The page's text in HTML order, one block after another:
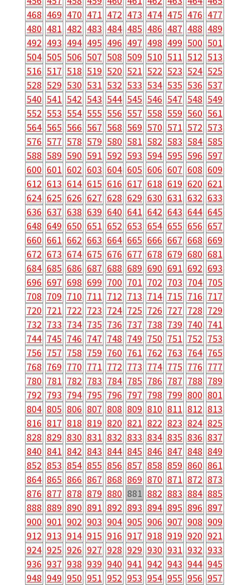
468 469 470 471 472 473 474 475 476 477
480 481 482 483 484 485 486 487 488 489
492 493 494 495 496 497 498 499 500 501
504 505 506 507 508 509 510 511 512 513
516 517 518 519 520 521 522 523 524 525
528 529 530 531 532 533 534 535 536 537
540 541 542 543 544 545 546 547 548 549
552 553 554 555 556 557 558 559 560 561
564 565 566 567 568 569 570 571 572 573
576 577 578 579 580 581 582 583 584 585
588 589 590 591 592 593 594 595 596 597
600 601 602 603 604 605 606 607 608 609
612 613 614 615 616 617 618 619 620 621
624 625 626 627 628 629 630 631 632 633
636 637 638 639 640 641 642 643 644 645
648 649 650 651 652 653 654 655 656 657
660 661 662 663 664 665 666 667 668 669
672 673 674 675 676 677 678 679 680 681
684 685 686 687 688 689 690 691 692 693
696 697 698 699 700 701 702 703 704 705
708 709 710 711 712 713 714 715 716 717
720 721 722 723 724 725 726 727 728 729
732 733 734 735 736 737 738 739 740 741
744 745 746 747 748 749 750 751 752 753
756 757 758 759 760 761 762 763 764 765
768 769 770 771 772 773 774 775 776 777
780 781 782 783 784 785 786 787 788 789
792 793 794 795 796 797 798 799 800 801
804 805 806 807 808 809 810 811 812 813
816 817 818 819 820 821 822 823 824 825
828 829 830 831 832 833 834 835 836 837
840 841 842 843 844 845 846 847 848 849
852 853 854 855 856 857 858 859 860 861
864 865 866 867 868 869 870 871 872 873
876 877 878 879 880 881 882 883 884 885
888 889 890 891 892 893 894 895 896 897
900 901 902 903 904 905 906 907 908 909
912 913 914 915 916 917 918 919 920 921
924 925 926 927 928 929 930 931 932 933
936 937 938 939 940 941 942 943 944 945
948 949 950 951 952 953 954 955 956 957